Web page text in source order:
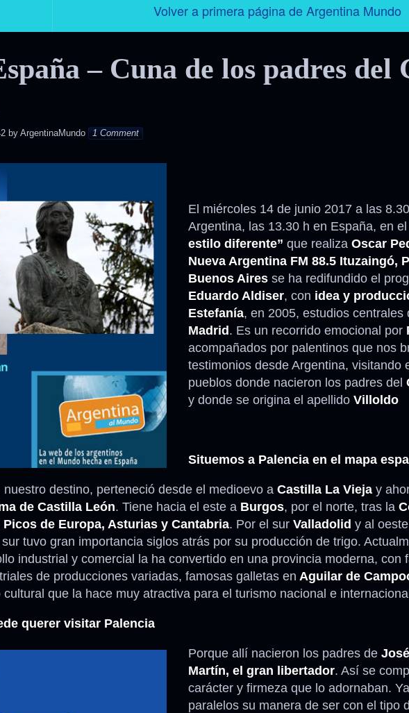
Volver a primera página de Argentina Mundo
Folklore
Deporte
Radio – Televisión – Cine
Turismo
Anécdotas
Comidas – Bebidas
– Cuna de los padres del
by ArgentinaMundo 1 Comment
El miércoles 14 de junio 2017 a las
Argentina, las 13.30 h en España, en
estilo diferente” que realiza Oscar
Nueva Argentina FM 88.5 Ituzaingó,
Buenos Airesse ha redifundido el
Eduardo Aldiser, con idea y
Estefanía, en 2005, estudios centrales
Madrid. Es un recorrido emocional por
acompañados por palentinos que nos
testimonios desde Argentina, visitando
pueblos donde nacieron los padres del
y donde se origina el apellido Villoldo
Situemos a Palencia en el mapa
nuestro destino, perteneció desde el medioevo a Castilla La Vieja y
de Castilla León. Tiene hacia el este a Burgos, por el norte, tras la
Picos de Europa, Asturias y Cantabria. Por el sur Valladolid y al
tuvo gran importancia siglos atrás por su producción de trigo.
industrial y comercial la ha convertido en una provincia moderna, con
de producciones variadas, famosas galletas en Aguilar de
que la hace muy atractiva para el turismo nacional e
querer visitar Palencia
Porque allí nacieron los padres de
Martín, el gran libertador. Así se
carácter y firmeza que lo adornaban.
paralelos su manera de ser con el tipo